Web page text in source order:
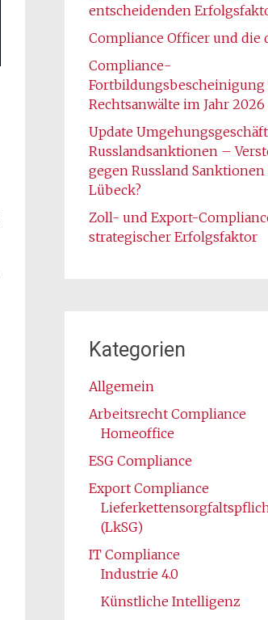
entscheidenden
Compliance Officer und die
Compliance-
Rechtsanwälte im Jahr 2026
Update
Russlandsanktionen –
gegen Russland
Lübeck?
Zoll- und Export-
strategischer Erfolgsfaktor
Kategorien
Allgemein
Arbeitsrecht Compliance
Homeoffice
ESG Compliance
Export Compliance
(LkSG)
IT Compliance
Industrie 4.0
Künstliche Intelligenz